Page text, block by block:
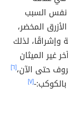
نفس السبب
المخضر،
وإشراقًا، لذلك
غير الميثان
حتى الآن،[٦]
[٧]